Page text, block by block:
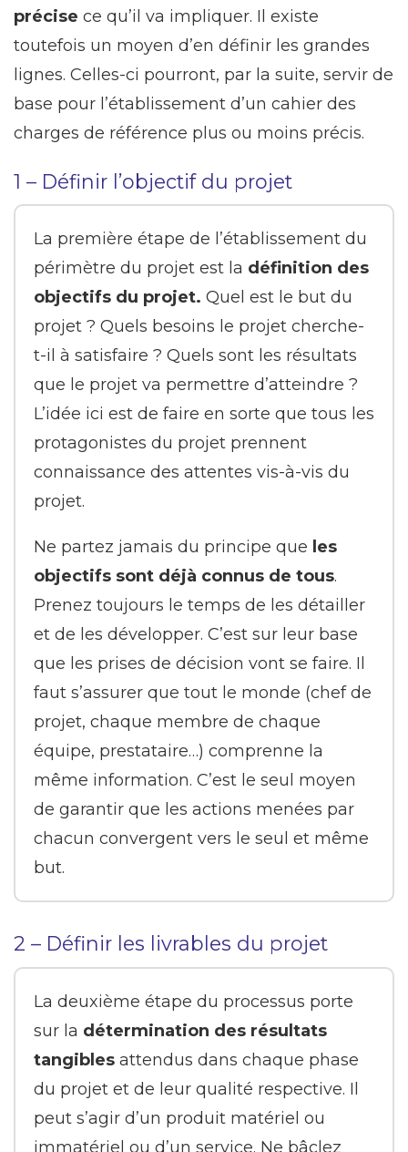
précise ce qu’il va impliquer. Il existe
toutefois un moyen d’en définir les grandes
lignes. Celles-ci pourront, par la suite, servir de
base pour l’établissement d’un cahier des
charges de référence plus ou moins précis.
1 – Définir l’objectif du projet
La première étape de l’établissement du
périmètre du projet est la définition des
objectifs du projet. Quel est le but du
projet ? Quels besoins le projet cherche-
t-il à satisfaire ? Quels sont les résultats
que le projet va permettre d’atteindre ?
L’idée ici est de faire en sorte que tous les
protagonistes du projet prennent
connaissance des attentes vis-à-vis du
projet.
Ne partez jamais du principe que les
objectifs sont déjà connus de tous.
Prenez toujours le temps de les détailler
et de les développer. C’est sur leur base
que les prises de décision vont se faire. Il
faut s’assurer que tout le monde (chef de
projet, chaque membre de chaque
équipe, prestataire…) comprenne la
même information. C’est le seul moyen
de garantir que les actions menées par
chacun convergent vers le seul et même
but.
2 – Définir les livrables du projet
La deuxième étape du processus porte
sur la détermination des résultats
tangibles attendus dans chaque phase
du projet et de leur qualité respective. Il
peut s’agir d’un produit matériel ou
immatériel ou d’un service. Ne bâclez